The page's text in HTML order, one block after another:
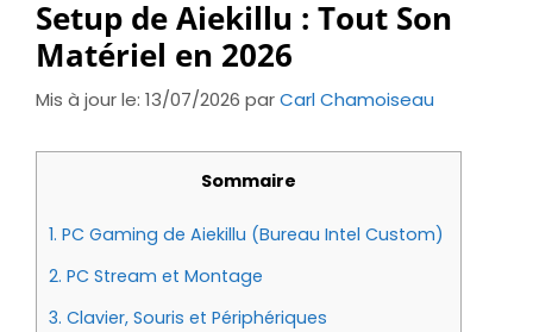
Setup de Aiekillu : Tout Son
Matériel en 2026
Mis à jour le: 13/07/2026 parCarl Chamoiseau
Sommaire
1. PC Gaming de Aiekillu (Bureau Intel Custom)
2. PC Stream et Montage
3. Clavier, Souris et Périphériques